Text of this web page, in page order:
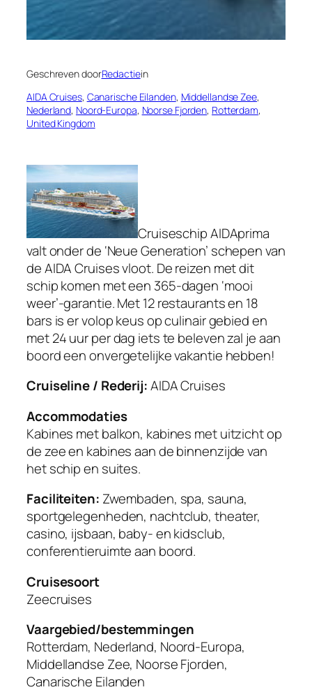
Geschreven doorRedactiein
AIDA Cruises, Canarische Eilanden, Middellandse Zee
Nederland, Noord-Europa, Noorse Fjorden, Rotterdam
United Kingdom
Cruiseschip AIDAprima
valt onder de ‘Neue Generation’ schepen van
de AIDA Cruises vloot. De reizen met dit
schip komen met een 365-dagen ‘mooi
weer’-garantie. Met 12 restaurants en 18
bars is er volop keus op culinair gebied en
met 24 uur per dag iets te beleven zal je aan
boord een onvergetelijke vakantie hebben!
Cruiseline / Rederij:AIDA Cruises
Accommodaties
Kabines met balkon, kabines met uitzicht op
de zee en kabines aan de binnenzijde van
het schip en suites.
Faciliteiten: Zwembaden, spa, sauna,
sportgelegenheden, nachtclub, theater,
casino, ijsbaan, baby- en kidsclub,
conferentieruimte aan boord.
Cruisesoort
Zeecruises
Vaargebied/bestemmingen
Rotterdam, Nederland, Noord-Europa,
Middellandse Zee, Noorse Fjorden,
Canarische Eilanden